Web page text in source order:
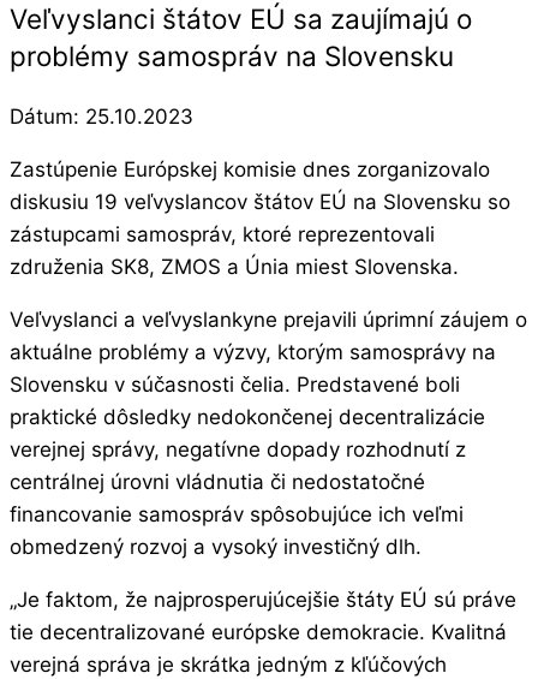
Veľvyslanci štátov EÚ sa zaujímajú o
problémy samospráv na Slovensku
Dátum: 25.10.2023
Zastúpenie Európskej komisie dnes zorganizovalo
diskusiu 19 veľvyslancov štátov EÚ na Slovensku so
zástupcami samospráv, ktoré reprezentovali
združenia SK8, ZMOS a Únia miest Slovenska.
Veľvyslanci a veľvyslankyne prejavili úprimní záujem o
aktuálne problémy a výzvy, ktorým samosprávy na
Slovensku v súčasnosti čelia. Predstavené boli
praktické dôsledky nedokončenej decentralizácie
verejnej správy, negatívne dopady rozhodnutí z
centrálnej úrovni vládnutia či nedostatočné
financovanie samospráv spôsobujúce ich veľmi
obmedzený rozvoj a vysoký investičný dlh.
„Je faktom, že najprosperujúcejšie štáty EÚ sú práve
tie decentralizované európske demokracie. Kvalitná
verejná správa je skrátka jedným z kľúčových